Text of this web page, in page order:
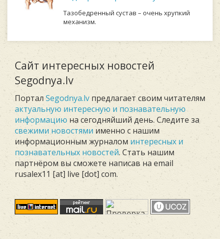
Тазобедренный сустав – очень хрупкий
механизм.
Сайт интересных новостей
Segodnya.lv
Портал Segodnya.lv предлагает своим читателям
актуальную интересную и познавательную
информацию на сегодняйший день. Следите за
свежими новостями именно с нашим
информационным журналом интересных и
познавательных новостей. Стать нашим
партнёром вы сможете написав на email
rusalex11 [at] live [dot] com.